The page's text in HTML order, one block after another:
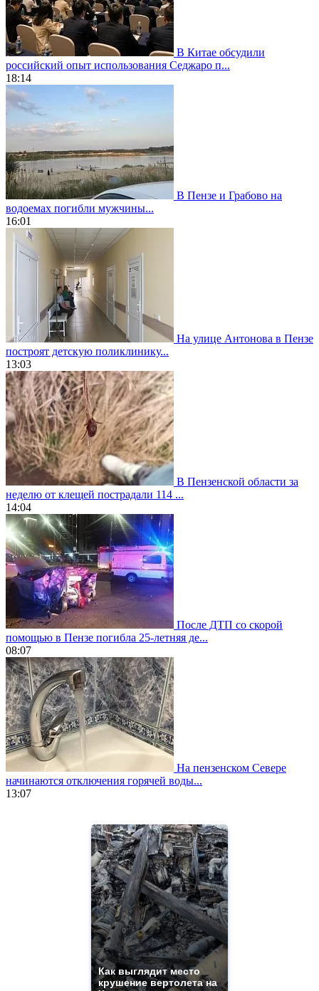
В Китае обсудили
российский опыт использования Седжаро п...
18:14
В Пензе и Грабово на
водоемах погибли мужчины...
16:01
На улице Антонова в Пензе
построят детскую поликлинику...
13:03
В Пензенской области за
неделю от клещей пострадали 114 ...
14:04
После ДТП со скорой
помощью в Пензе погибла 25-летняя де...
08:07
На пензенском Севере
начинаются отключения горячей воды...
13:07
https://gradewatches.to/
Как выглядит место
крушение вертолета на